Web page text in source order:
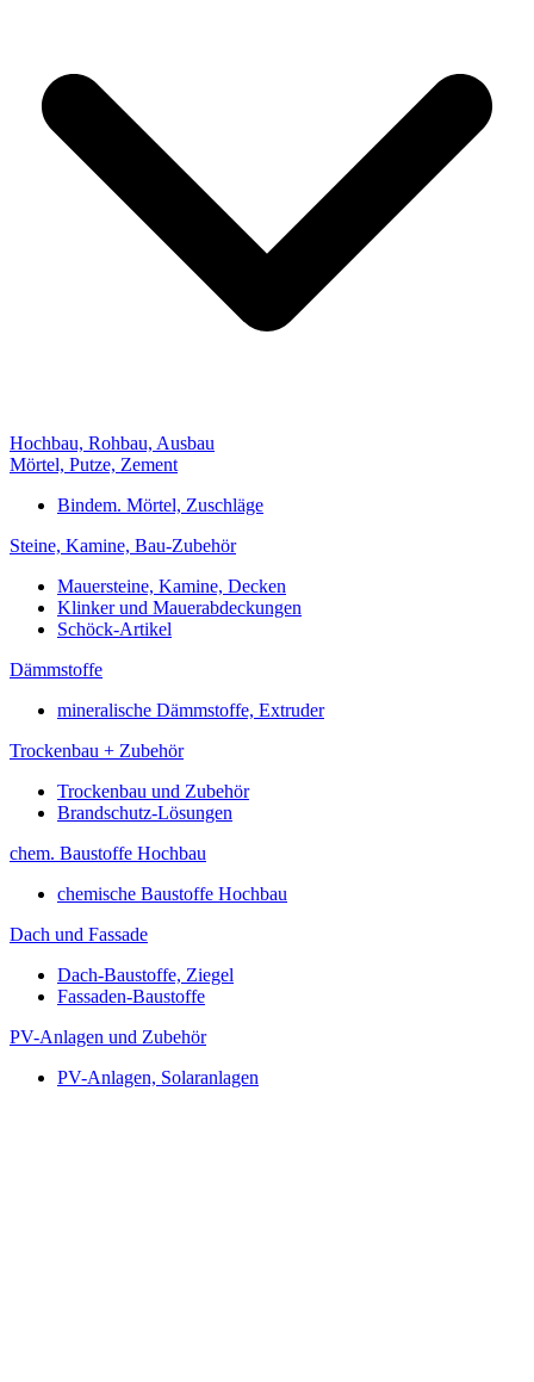
Hochbau, Rohbau, Ausbau
Mörtel, Putze, Zement
Bindem. Mörtel, Zuschläge
Steine, Kamine, Bau-Zubehör
Mauersteine, Kamine, Decken
Klinker und Mauerabdeckungen
Schöck-Artikel
Dämmstoffe
mineralische Dämmstoffe, Extruder
Trockenbau + Zubehör
Trockenbau und Zubehör
Brandschutz-Lösungen
chem. Baustoffe Hochbau
chemische Baustoffe Hochbau
Dach und Fassade
Dach-Baustoffe, Ziegel
Fassaden-Baustoffe
PV-Anlagen und Zubehör
PV-Anlagen, Solaranlagen